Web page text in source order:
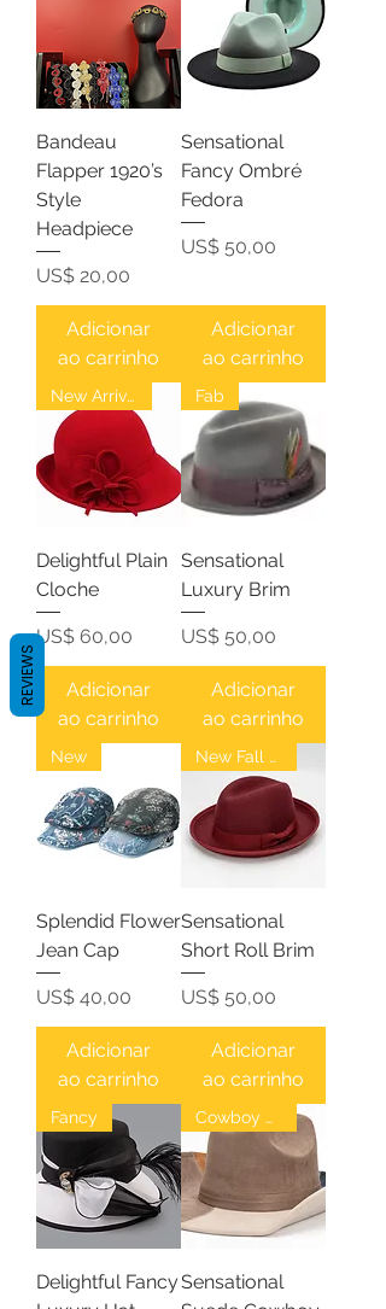
Bandeau
Flapper 1920’s
Style
Headpiece
Preço
US$ 20,00
Adicionar
ao carrinho
Sensational
Fancy Ombré
Fedora
Preço
US$ 50,00
Adicionar
ao carrinho
New Arrival
Delightful Plain
Cloche
Preço
US$ 60,00
Adicionar
ao carrinho
Fab
Sensational
Luxury Brim
Preço
US$ 50,00
Adicionar
ao carrinho
New
Splendid Flower
Jean Cap
Preço
US$ 40,00
Adicionar
ao carrinho
New Fall Fedoras
Sensational
Short Roll Brim
Preço
US$ 50,00
Adicionar
ao carrinho
Fancy
Delightful Fancy
Cowboy Hat
Sensational
REVIEWS